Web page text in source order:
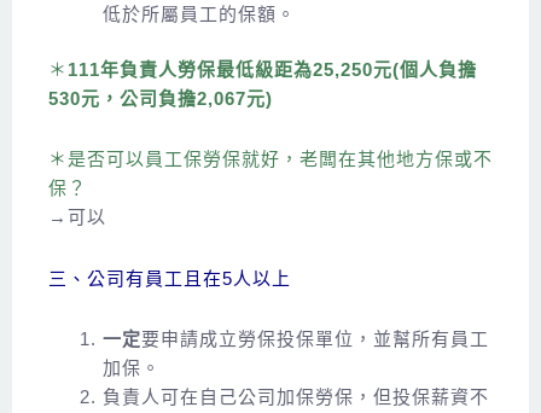
低於所屬員工的保額。
＊ 111年負責人勞保最低級距為25,250元(個人負擔
530元，公司負擔2,067元)
＊是否可以員工保勞保就好，老闆在其他地方保或不
保？
→可以
三、公司有員工且在5人以上
一定要申請成立勞保投保單位，並幫所有員工
加保。
負責人可在自己公司加保勞保，但投保薪資不